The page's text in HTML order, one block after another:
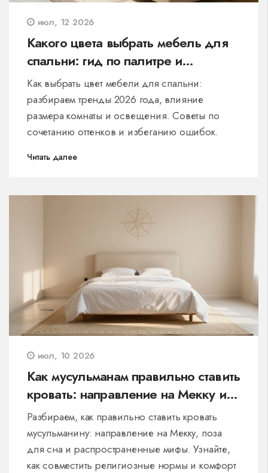
июл, 12 2026
Какого цвета выбрать мебель для
спальни: гид по палитре и
сочетаниям
Как выбрать цвет мебели для спальни:
разбираем тренды 2026 года, влияние
размера комнаты и освещения. Советы по
сочетанию оттенков и избеганию ошибок.
Читать далее
июл, 10 2026
Как мусульманам правильно ставить
кровать: направление на Мекку и
правила
Разбираем, как правильно ставить кровать
мусульманину: направление на Мекку, поза
для сна и распространенные мифы. Узнайте,
как совместить религиозные нормы и комфорт